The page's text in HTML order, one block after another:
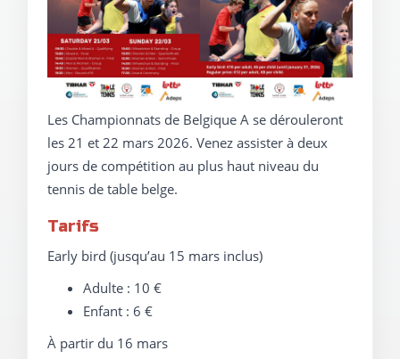
Les Championnats de Belgique A se dérouleront
les 21 et 22 mars 2026. Venez assister à deux
jours de compétition au plus haut niveau du
tennis de table belge.
Tarifs
Early bird (jusqu’au 15 mars inclus)
Adulte : 10 €
Enfant : 6 €
À partir du 16 mars